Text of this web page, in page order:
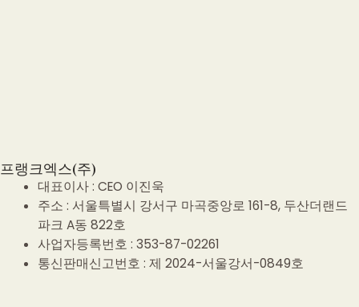
프랭크엑스(주)
대표이사 : CEO 이진욱
주소 : 서울특별시 강서구 마곡중앙로 161-8, 두산더랜드
파크 A동 822호
사업자등록번호 : 353-87-02261
통신판매신고번호 : 제 2024-서울강서-0849호